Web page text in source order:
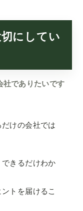
にしてい
でありたいです
けの会社では
きるだけわか
トを届けるこ